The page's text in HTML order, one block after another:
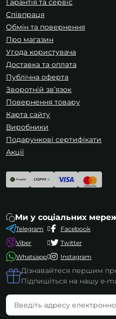
Гарантія та сервіс
Співпраця
Обмін та повернення
Про магазин
Угода користувача
Доставка та оплата
Публічна оферта
Зворотній зв’язок
Повернення товару
Карта сайту
Виробники
Подарункові сертифікати
Акції
Ми у соціальних
Telegram
Viber
Whatsapp
Facebook
Twitter
Instagram
Дізнавайтеся першим
Підпишіться на нашу e-